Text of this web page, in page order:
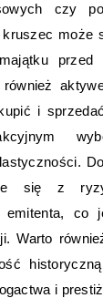
czy
może
i
się z
emitenta,
Warto
i